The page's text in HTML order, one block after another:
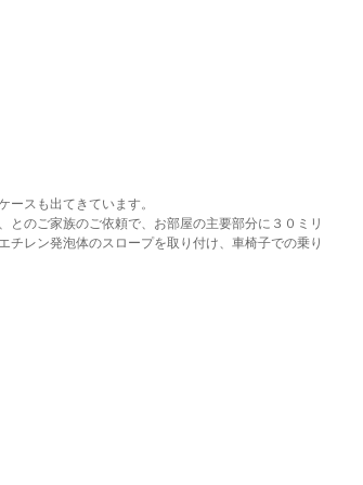
ースも出てきています。
とのご家族のご依頼で、お部屋の主要部分に３０ミリ
レン発泡体のスロープを取り付け、車椅子での乗り